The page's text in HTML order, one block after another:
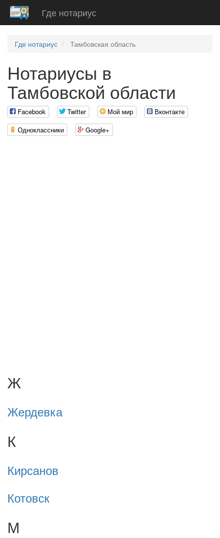
Где нотариус
Где нотариус Тамбовская область
Нотариусы в
Тамбовской области
Facebook Twitter Мой мир
Вконтакте
Одноклассники
Google+
Ж
Жердевка
К
Кирсанов
Котовск
М